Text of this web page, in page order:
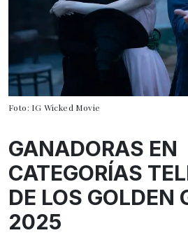
Foto: IG Wicked Movie
GANADORAS EN
CATEGORÍAS
DE LOS GOLDEN
2025